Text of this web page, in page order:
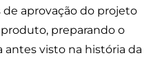
aprovação do projeto
preparando o
visto na história da